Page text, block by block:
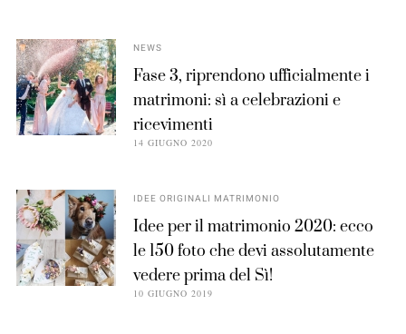
NEWS
Fase 3, riprendono ufficialmente i
matrimoni: sì a celebrazioni e
ricevimenti
14 GIUGNO 2020
IDEE ORIGINALI MATRIMONIO
Idee per il matrimonio 2020: ecco
le 150 foto che devi assolutamente
vedere prima del Sì!
10 GIUGNO 2019